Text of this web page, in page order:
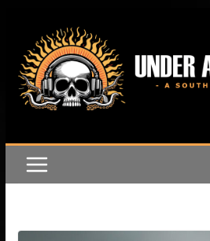
contenu